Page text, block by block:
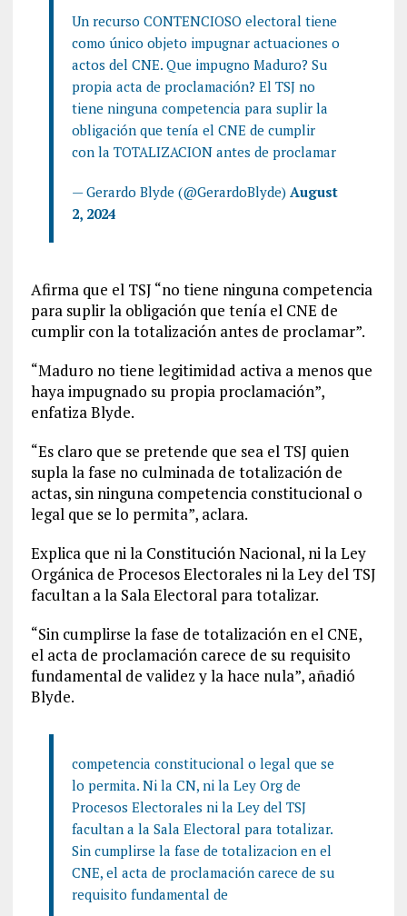
Un recurso CONTENCIOSO electoral tiene
como único objeto impugnar actuaciones o
actos del CNE. Que impugno Maduro? Su
propia acta de proclamación? El TSJ no
tiene ninguna competencia para suplir la
obligación que tenía el CNE de cumplir
con la TOTALIZACION antes de proclamar
— Gerardo Blyde (@GerardoBlyde) August
2, 2024
Afirma que el TSJ “no tiene ninguna competencia
para suplir la obligación que tenía el CNE de
cumplir con la totalización antes de proclamar”.
“Maduro no tiene legitimidad activa a menos que
haya impugnado su propia proclamación”,
enfatiza Blyde.
“Es claro que se pretende que sea el TSJ quien
supla la fase no culminada de totalización de
actas, sin ninguna competencia constitucional o
legal que se lo permita”, aclara.
Explica que ni la Constitución Nacional, ni la Ley
Orgánica de Procesos Electorales ni la Ley del TSJ
facultan a la Sala Electoral para totalizar.
“Sin cumplirse la fase de totalización en el CNE,
el acta de proclamación carece de su requisito
fundamental de validez y la hace nula”, añadió
Blyde.
competencia constitucional o legal que se
lo permita. Ni la CN, ni la Ley Org de
Procesos Electorales ni la Ley del TSJ
facultan a la Sala Electoral para totalizar.
Sin cumplirse la fase de totalizacion en el
CNE, el acta de proclamación carece de su
requisito fundamental de